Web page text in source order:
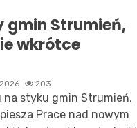
gmin Strumień,
wkrótce
203
styku gmin Strumień,
Prace nad nowym